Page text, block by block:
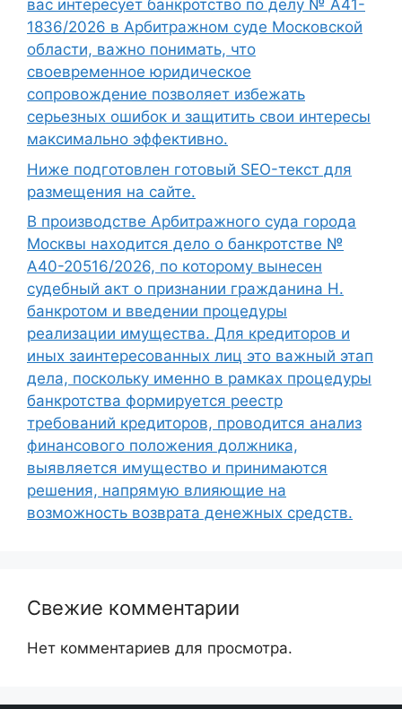
вас интересует банкротство по делу № А41-
1836/2026 в Арбитражном суде Московской
области, важно понимать, что
своевременное юридическое
сопровождение позволяет избежать
серьезных ошибок и защитить свои интересы
максимально эффективно.
Ниже подготовлен готовый SEO-текст для
размещения на сайте.
В производстве Арбитражного суда города
Москвы находится дело о банкротстве №
А40-20516/2026, по которому вынесен
судебный акт о признании гражданина Н.
банкротом и введении процедуры
реализации имущества. Для кредиторов и
иных заинтересованных лиц это важный этап
дела, поскольку именно в рамках процедуры
банкротства формируется реестр
требований кредиторов, проводится анализ
финансового положения должника,
выявляется имущество и принимаются
решения, напрямую влияющие на
возможность возврата денежных средств.
Свежие комментарии
Нет комментариев для просмотра.